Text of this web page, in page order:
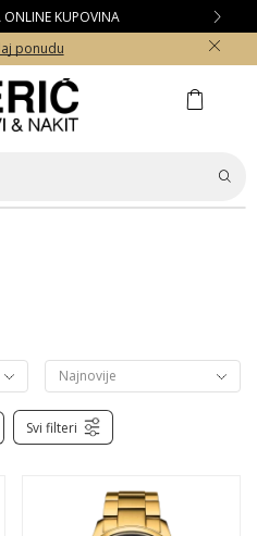
KUPOVINA
ponudu
Svi filteri